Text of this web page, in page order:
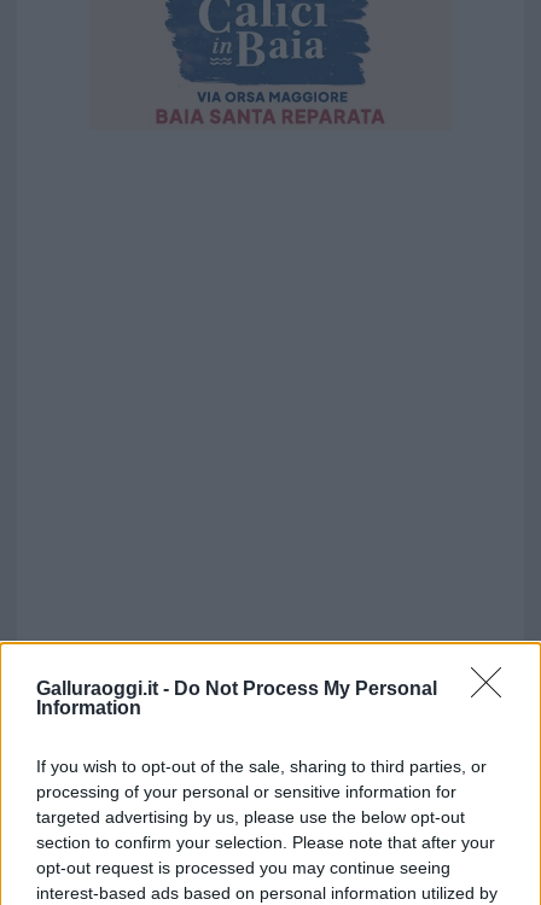
Galluraoggi.it - Do Not Process My Personal
Information
If you wish to opt-out of the sale, sharing to third parties, or
processing of your personal or sensitive information for
targeted advertising by us, please use the below opt-out
section to confirm your selection. Please note that after your
opt-out request is processed you may continue seeing
interest-based ads based on personal information utilized by